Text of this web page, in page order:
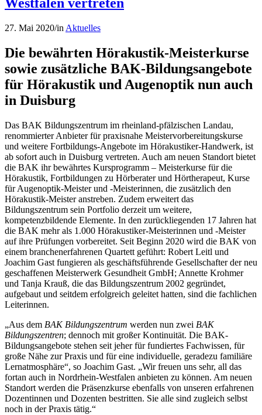
Westfalen vertreten
27. Mai 2020/in Aktuelles
Die bewährten Hörakustik-Meisterkurse
sowie zusätzliche BAK-Bildungsangebote
für Hörakustik und Augenoptik nun auch
in Duisburg
Das BAK Bildungszentrum im rheinland-pfälzischen Landau,
renommierter Anbieter für praxisnahe Meistervorbereitungskurse
und weitere Fortbildungs-Angebote im Hörakustiker-Handwerk, ist
ab sofort auch in Duisburg vertreten. Auch am neuen Standort bietet
die BAK ihr bewährtes Kursprogramm – Meisterkurse für die
Hörakustik, Fortbildungen zu Hörberater und Hörtherapeut, Kurse
für Augenoptik-Meister und -Meisterinnen, die zusätzlich den
Hörakustik-Meister anstreben. Zudem erweitert das
Bildungszentrum sein Portfolio derzeit um weitere,
kompetenzbildende Elemente. In den zurückliegenden 17 Jahren hat
die BAK mehr als 1.000 Hörakustiker-Meisterinnen und -Meister
auf ihre Prüfungen vorbereitet. Seit Beginn 2020 wird die BAK von
einem branchenerfahrenen Quartett geführt: Robert Leitl und
Joachim Gast fungieren als geschäftsführende Gesellschafter der neu
geschaffenen Meisterwerk Gesundheit GmbH; Annette Krohmer
und Tanja Krauß, die das Bildungszentrum 2002 gegründet,
aufgebaut und seitdem erfolgreich geleitet hatten, sind die fachlichen
Leiterinnen.
„Aus dem BAK Bildungszentrum werden nun zwei BAK
Bildungszentren; dennoch mit großer Kontinuität. Die BAK-
Bildungsangebote stehen seit jeher für fundiertes Fachwissen, für
große Nähe zur Praxis und für eine individuelle, geradezu familiäre
Lernatmosphäre“, so Joachim Gast. „Wir freuen uns sehr, all das
fortan auch in Nordrhein-Westfalen anbieten zu können. Am neuen
Standort werden die Präsenzkurse ebenfalls von unseren erfahrenen
Dozentinnen und Dozenten bestritten. Sie alle sind zugleich selbst
noch in der Praxis tätig.“